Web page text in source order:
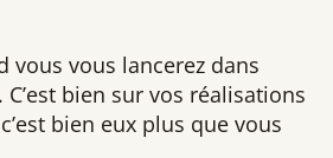
vous vous lancerez dans
bien sur vos réalisations
bien eux plus que vous